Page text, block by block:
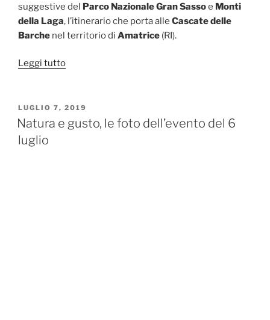
suggestive del Parco Nazionale Gran Sassoe Monti
della Laga, l’itinerario che porta alle Cascate delle
Barche nel territorio di Amatrice (RI).
Leggi tutto“Natura
le
foto
PUBBLICATO
IL
LUGLIO 7, 2019
Natura e gusto, le foto dell’evento del 6
luglio